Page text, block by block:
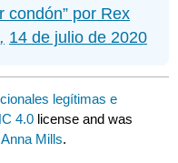
condón” por Rex
14 de julio de 2020
legítimas e
4.0 license and was
Anna Mills.